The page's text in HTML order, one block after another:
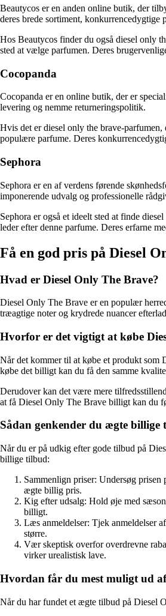
Beautycos er en anden online butik, der
deres brede sortiment, konkurrencedygtige
Hos Beautycos finder du også diesel only
sted at vælge parfumen. Deres
Cocopanda
Cocopanda er en online butik, der er
levering og nemme returneringspolitik.
Hvis det er diesel only the brave-
populære parfume. Deres
Sephora
Sephora er en af verdens førende
imponerende udvalg og professionelle
Sephora er også et ideelt sted at finde
leder efter denne parfume. Deres erfarne
Få en god pris på Diesel
Hvad er Diesel Only The Brave?
Diesel Only The Brave er en populær
træagtige noter og krydrede nuancer
Hvorfor er det vigtigt at købe
Når det kommer til at købe et produkt som
købe det billigt kan du få den samme
Derudover kan det være mere
at få Diesel Only The Brave billigt kan du
Sådan genkender du ægte billige
Når du er på udkig efter gode tilbud på
billige tilbud:
Sammenlign priser: Undersøg
ægte billig pris.
Kig efter udsalg: Hold øje med
billigt.
Læs anmeldelser: Tjek anmeldelser
større.
Vær skeptisk overfor overdrevne
virker urealistisk lave.
Hvordan får du mest muligt ud
Når du har fundet et ægte tilbud på Diesel